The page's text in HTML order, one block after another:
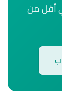
أقل من